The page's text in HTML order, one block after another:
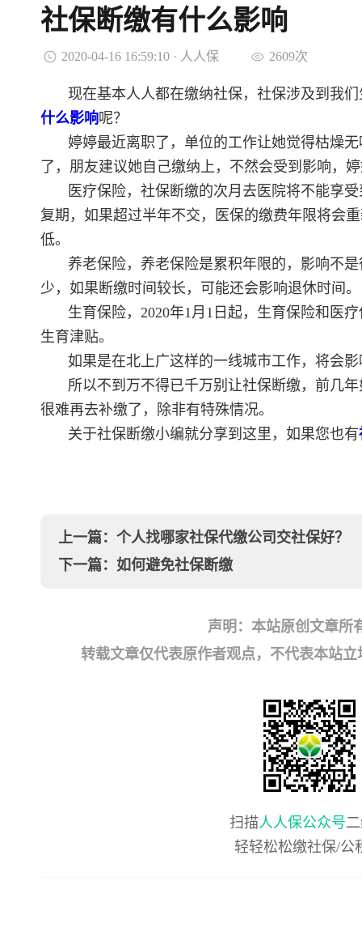
社保断缴有什么影响
2020-04-16 16:59:10 · 人人保 2609次
现在基本人人都在缴纳社保，社保涉及到我
什么影响呢？
婷婷最近离职了，单位的工作让她觉得枯燥
了，朋友建议她自己缴纳上，不然会受到影响，
医疗保险，社保断缴的次月去医院将不能享
复期，如果超过半年不交，医保的缴费年限将会
低。
养老保险，养老保险是累积年限的，影响不
少，如果断缴时间较长，可能还会影响退休时间。
生育保险，2020年1月1日起，生育保险和医
生育津贴。
如果是在北上广这样的一线城市工作，将会
所以不到万不得已千万别让社保断缴，前几
很难再去补缴了，除非有特殊情况。
关于社保断缴小编就分享到这里，如果您也有
上一篇： 个人找哪家社保代缴公司交社保好？
下一篇： 如何避免社保断缴
声明：本站原创文章所
转载文章仅代表原作者观点，不代表本站
扫描人人保公众号
轻轻松松缴社保/公